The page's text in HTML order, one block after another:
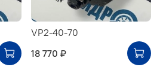
VP2-40-70
18 770 ₽